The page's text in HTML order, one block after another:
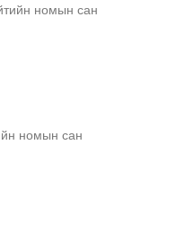
номын сан
номын сан